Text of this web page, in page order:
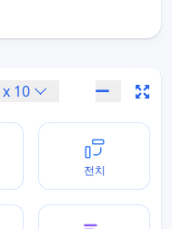
x 10
전치